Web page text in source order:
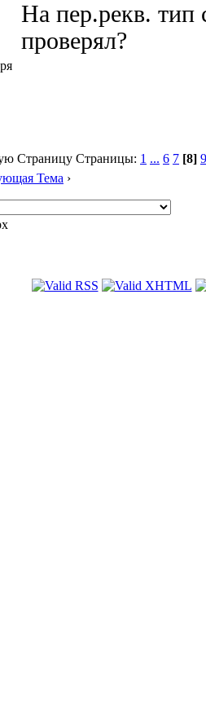
На пер.рекв. тип
проверял?
Страницы: 1 ... 6 7 [8] 9
Тема ›